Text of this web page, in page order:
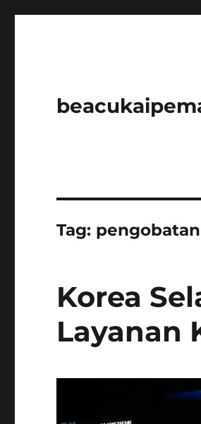
Tag: pengobatan
Korea
Layanan